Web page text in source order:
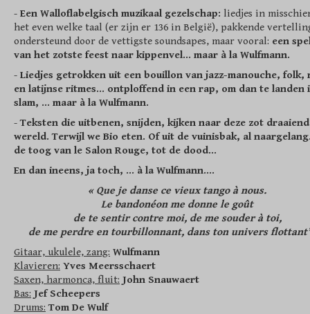
- Een Walloflabelgisch muzikaal gezelschap: liedjes in
het even welke taal (er zijn er 136 in België), pakkende
ondersteund door de vettigste soundsapes, maar vooral: een
van het zotste feest naar kippenvel... maar à la Wulfmann.
- Liedjes getrokken uit een bouillon van jazz-manouche, folk,
en latijnse ritmes... ontploffend in een rap, om dan te landen
slam, ... maar à la Wulfmann.
-Teksten die uitbenen, snijden, kijken naar deze zot
wereld. Terwijl we Bio eten. Of uit de vuinisbak, al
de toog van le Salon Rouge, tot de dood...
En dan ineens, ja toch, ... à la Wulfmann....
« Que je danse ce vieux tango à nous.
Le bandonéon me donne le goût
de te sentir contre moi, de me souder à toi,
de me perdre en tourbillonnant, dans ton univers
Gitaar, ukulele, zang: Wulfmann
Klavieren: Yves Meersschaert
Saxen, harmonca, fluit: John Snauwaert
Bas: Jef Scheepers
Drums: Tom De Wulf